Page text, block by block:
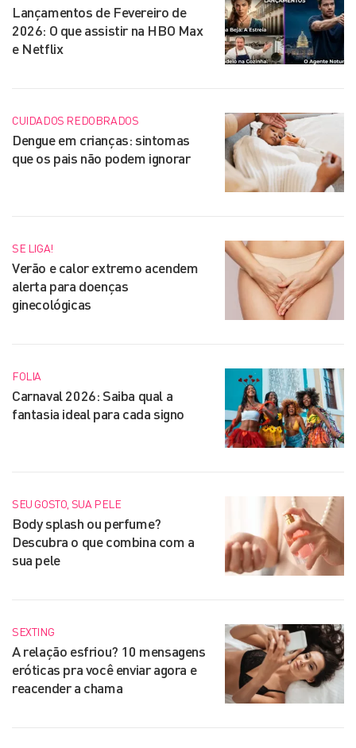
Lançamentos de Fevereiro de
2026: O que assistir na HBO Max
e Netflix
CUIDADOS REDOBRADOS
Dengue em crianças: sintomas
que os pais não podem ignorar
SE LIGA!
Verão e calor extremo acendem
alerta para doenças
ginecológicas
FOLIA
Carnaval 2026: Saiba qual a
fantasia ideal para cada signo
SEU GOSTO, SUA PELE
Body splash ou perfume?
Descubra o que combina com a
sua pele
SEXTING
A relação esfriou? 10 mensagens
eróticas pra você enviar agora e
reacender a chama